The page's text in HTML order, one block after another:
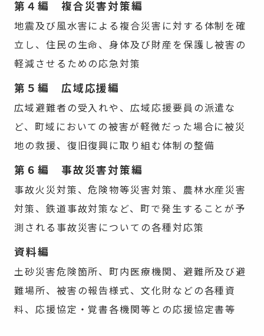
第４編 複合災害対策編
地震及び風水害による複合災害に対する体制を確
立し、住民の生命、身体及び財産を保護し被害の
軽減させるための応急対策
第５編 広域応援編
広域避難者の受入れや、広域応援要員の派遣な
ど、町域においての被害が軽微だった場合に被災
地の救援、復旧復興に取り組む体制の整備
第６編 事故災害対策編
事故火災対策、危険物等災害対策、農林水産災害
対策、鉄道事故対策など、町で発生することが予
測される事故災害についての各種対応策
資料編
土砂災害危険箇所、町内医療機関、避難所及び避
難場所、被害の報告様式、文化財などの各種資
料、応援協定・覚書各機関等との応援協定書等